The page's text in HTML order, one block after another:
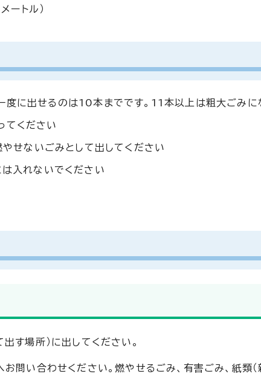
ートル）
度に出せるのは10本までです。11本以上は粗大ごみに
てください
せないごみとして出してください
は入れないでください
す場所）に出してください。
問い合わせください。燃やせるごみ、有害ごみ、紙類（